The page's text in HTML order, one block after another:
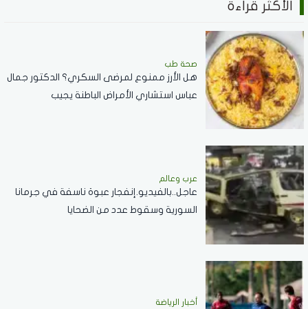
الأكثر قراءة
صحة طب
هل الأرز ممنوع لمرضى السكري؟ الدكتور جمال
عباس استشاري الأمراض الباطنة يجيب
عرب وعالم
عاجل..بالفيديو.إنفجار عبوة ناسفة في جرمانا
السورية وسقوط عدد من الضحايا
أخبار الرياضة